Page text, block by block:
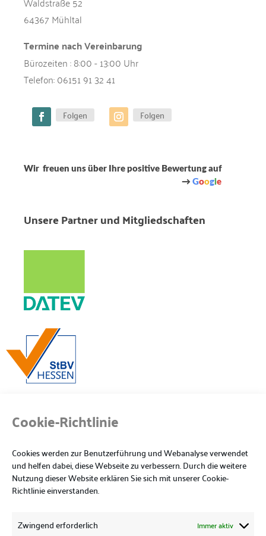
Cookie-Richtlinie
Cookies werden zur Benutzerführung und Webanalyse verwendet
und helfen dabei, diese Webseite zu verbessern. Durch die weitere
Nutzung dieser Website erklären Sie sich mit unserer Cookie-
Richtlinie einverstanden.
Zwingend erforderlich Immer aktiv
64367 Mühltal
Termine nach Vereinbarung
Bürozeiten : 8:00 - 13:00 Uhr
Telefon:06151 91 32 41
Folgen Folgen
Wir freuen uns über Ihre positive Bewertung auf
→ Goog e
Unsere Partner und Mitgliedschaften